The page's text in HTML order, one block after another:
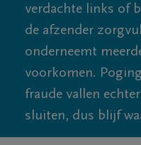
verdachte links of
de afzender
onderneemt
voorkomen.
fraude vallen
sluiten, dus blijf